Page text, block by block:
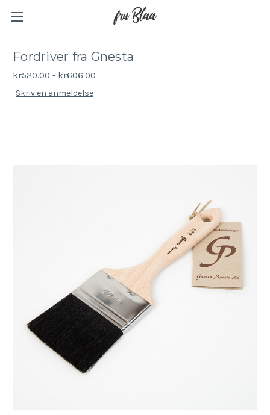
Fordriver fra Gnesta
kr520.00 - kr606.00
Skriv en anmeldelse